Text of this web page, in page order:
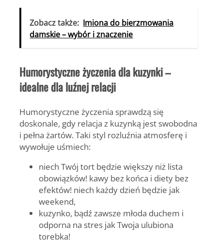
Zobacz także: Imiona do bierzmowania
damskie – wybór i znaczenie
Humorystyczne życzenia dla kuzynki –
idealne dla luźnej relacji
Humorystyczne życzenia sprawdzą się
doskonale, gdy relacja z kuzynką jest swobodna
i pełna żartów. Taki styl rozluźnia atmosferę i
wywołuje uśmiech:
niech Twój tort będzie większy niż lista
obowiązków! kawy bez końca i diety bez
efektów! niech każdy dzień będzie jak
weekend,
kuzynko, bądź zawsze młoda duchem i
odporna na stres jak Twoja ulubiona
torebka!